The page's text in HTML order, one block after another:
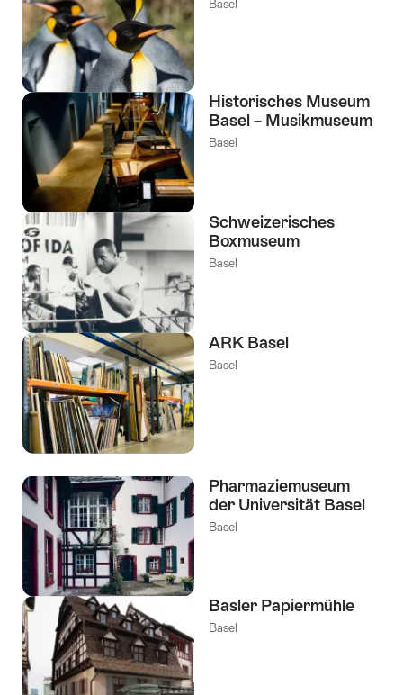
Basel
Historisches Museum
Basel – Musikmuseum
Basel
Schweizerisches
Boxmuseum
Basel
ARK Basel
Basel
Pharmaziemuseum
der Universität Basel
Basel
Basler Papiermühle
Basel